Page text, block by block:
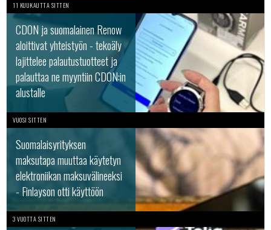
11 KUUKAUTTA SITTEN
CDON ja suomalainen Renow
aloittivat yhteistyön - tekoäly
lajittelee palautustuotteet ja
palauttaa ne myyntiin CDON:in
alustalle
VUOSI SITTEN
Suomalaisyrityksen
maksutapa muuttaa käytetyn
elektroniikan maksuvälineeksi
- Finlayson otti käyttöön
3 VUOTTA SITTEN